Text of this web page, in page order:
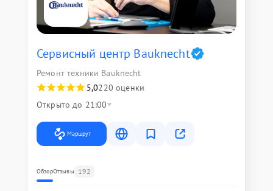
Сервисный центр Bauknecht
Ремонт техники Bauknecht
5,0220 оценки
Открыто до 21:00
Маршрут
ОбзорОтзывы 192